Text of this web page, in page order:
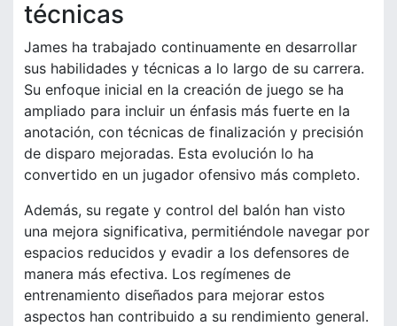
técnicas
James ha trabajado continuamente en desarrollar
sus habilidades y técnicas a lo largo de su carrera.
Su enfoque inicial en la creación de juego se ha
ampliado para incluir un énfasis más fuerte en la
anotación, con técnicas de finalización y precisión
de disparo mejoradas. Esta evolución lo ha
convertido en un jugador ofensivo más completo.
Además, su regate y control del balón han visto
una mejora significativa, permitiéndole navegar por
espacios reducidos y evadir a los defensores de
manera más efectiva. Los regímenes de
entrenamiento diseñados para mejorar estos
aspectos han contribuido a su rendimiento general.